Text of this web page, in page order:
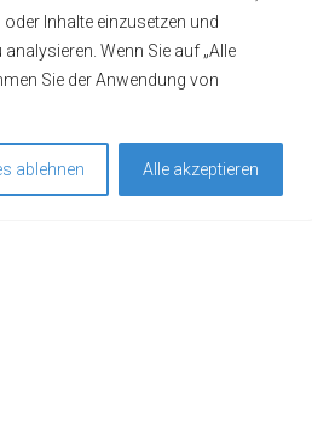
Inhalte einzusetzen und
Wenn Sie auf „Alle
Sie der Anwendung von
ablehnen Alle akzeptieren